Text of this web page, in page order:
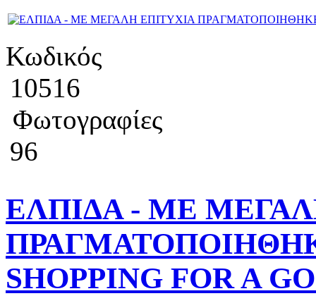
Κωδικός
10516
Φωτογραφίες
96
ΕΛΠΙΔΑ - MΕ
SHOPPING FOR A